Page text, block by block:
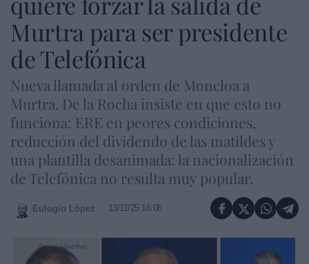
Murtra para ser presidente
de Telefónica
Nueva llamada al orden de Moncloa a
Murtra. De la Rocha insiste en que esto no
funciona: ERE en peores condiciones,
reducción del dividendo de las matildes y
una plantilla desanimada: la nacionalización
de Telefónica no resulta muy popular.
Eulogio López 13/11/25 16:06